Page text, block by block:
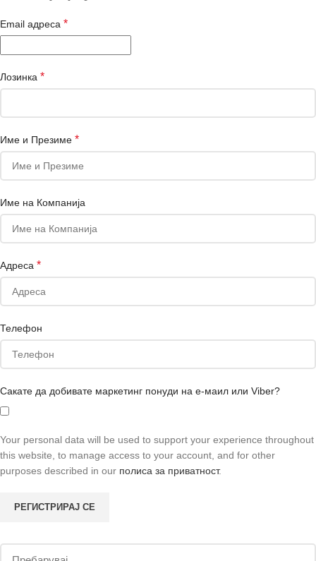
Email адреса *
Лозинка *
Име и Презиме *
Име на Компанија
Адреса *
Телефон
Сакате да добивате маркетинг понуди на е-маил или Viber?
Your personal data will be used to support your experience throughout
this website, to manage access to your account, and for other
purposes described in our полиса за приватност.
РЕГИСТРИРАЈ СЕ